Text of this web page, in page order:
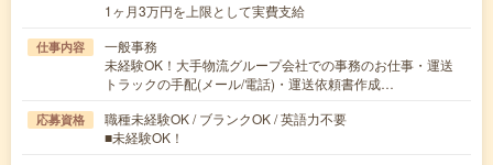
1ヶ月3万円を上限として実費支給
仕事内容
一般事務
未経験OK！大手物流グループ会社での事務のお仕事・運送
トラックの手配(メール/電話)・運送依頼書作成…
応募資格
職種未経験OK / ブランクOK / 英語力不要
■未経験OK！